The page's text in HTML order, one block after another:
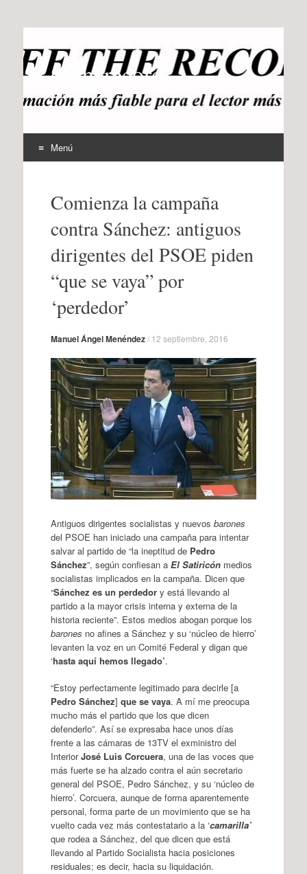
offtherecord
OTR
Menú
contenidoComienza la campaña
contra Sánchez: antiguos
dirigentes del PSOE piden
“que se vaya” por
‘perdedor’
Manuel Ángel Menéndez/ 12 septiembre, 2016
Antiguos dirigentes socialistas y nuevos barones
del PSOE han iniciado una campaña para intentar
salvar al partido de “la ineptitud de Pedro
Sánchez”, según confiesan a El Satiricónmedios
socialistas implicados en la campaña. Dicen que
“Sánchez es un perdedory está llevando al
partido a la mayor crisis interna y externa de la
historia reciente”. Estos medios abogan porque los
barones no afines a Sánchez y su ‘núcleo de hierro’
levanten la voz en un Comité Federal y digan que
‘hasta aquí hemos llegado’.
“Estoy perfectamente legitimado para decirle [a
Pedro Sánchez] que se vaya. A mí me preocupa
mucho más el partido que los que dicen
defenderlo”. Así se expresaba hace unos días
frente a las cámaras de 13TV el exministro del
InteriorJosé Luis Corcuera, una de las voces que
más fuerte se ha alzado contra el aún secretario
general del PSOE, Pedro Sánchez, y su ‘núcleo de
hierro’. Corcuera, aunque de forma aparentemente
personal, forma parte de un movimiento que se ha
vuelto cada vez más contestatario a la ‘camarilla’
que rodea a Sánchez, del que dicen que está
llevando al Partido Socialista hacia posiciones
residuales; es decir, hacia su liquidación.